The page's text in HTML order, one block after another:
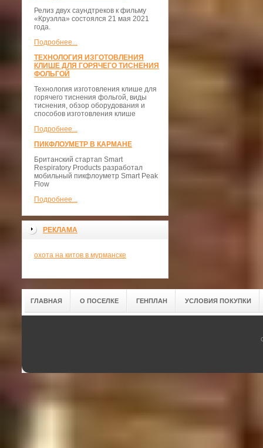
Релиз двух саундтреков к фильму
«Круэлла» состоялся 21 мая 2021
года.
Подробнее...
ТЕХНОЛОГИЯ ИЗГОТОВЛЕНИЯ
КЛИШЕ ДЛЯ ГОРЯЧЕГО ТИСНЕНИЯ
ФОЛЬГОЙ
Технология изготовления клише для
горячего тиснения фольгой, виды
тиснения, обзор оборудования и
способов изготовления клише
Подробнее...
ПИКФЛОУМЕТР В КАРМАНЕ
Британский стартап Smart
Respiratory Products разработал
мобильный пикфлоуметр Smart Peak
Flow
Подробнее...
РЕКЛАМА
охота на китов в мурманске
ГЛАВНАЯ О ПОСЕЛКЕ ГЕНПЛАН УСЛОВИЯ ПОКУПКИ